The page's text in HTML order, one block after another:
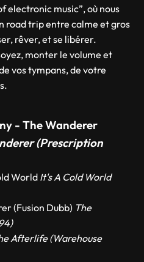
electronic music”, où nous
road trip entre calme et gros
rêver, et se libérer.
monter le volume et
vos tympans, de votre
- The Wanderer
(Prescription
WorldIt's A Cold World
(Fusion Dubb) The
Afterlife (Warehouse